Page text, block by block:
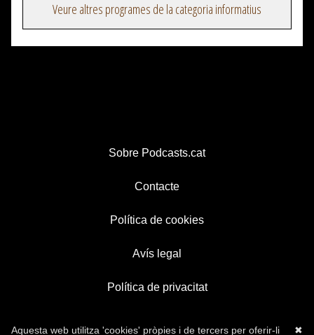
Veure altres programes de la categoria informatius
Sobre Podcasts.cat
Contacte
Política de cookies
Avís legal
Política de privacitat
✖
Aquesta web utilitza 'cookies' pròpies i de tercers per oferir-li